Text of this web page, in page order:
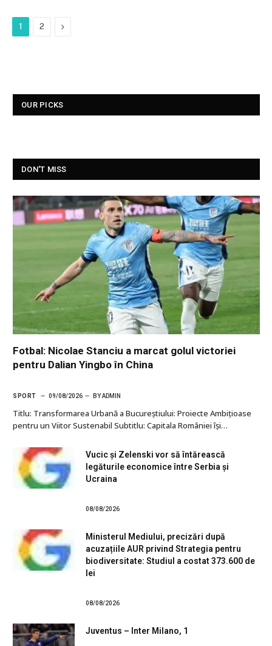
1 2 Next
OUR PICKS
DON'T MISS
Fotbal: Nicolae Stanciu a marcat golul victoriei
pentru Dalian Yingbo în China
SPORT 09/08/2026 BY ADMIN
Titlu: Transformarea Urbană a Bucureștiului: Proiecte Ambițioase
pentru un Viitor Sustenabil Subtitlu: Capitala României își…
Vucic și Zelenski vor să întărească
legăturile economice între Serbia și
Ucraina
08/08/2026
Ministerul Mediului, precizări după
acuzațiile AUR privind Strategia pentru
biodiversitate: Studiul a costat 373.600 de
lei
08/08/2026
Juventus – Inter Milano, 1